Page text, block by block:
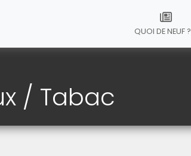
QUOI DE NEUF ?
/ Tabac